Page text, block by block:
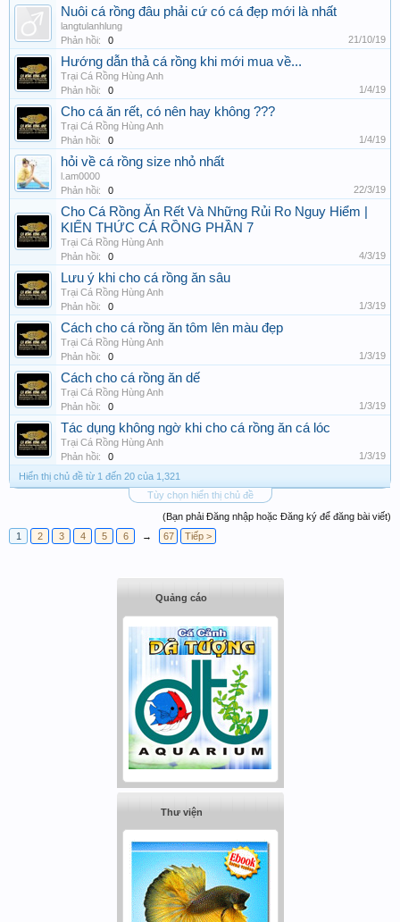
Nuôi cá rồng đâu phải cứ có cá đẹp mới là nhất
langtulanhlung
Phản hồi:
0 21/10/19
Hướng dẫn thả cá rồng khi mới mua về...
Trại Cá Rồng Hùng Anh
Phản hồi:
0 1/4/19
Cho cá ăn rết, có nên hay không ???
Trại Cá Rồng Hùng Anh
Phản hồi:
0 1/4/19
hỏi về cá rồng size nhỏ nhất
l.am0000
Phản hồi:
0 22/3/19
Cho Cá Rồng Ăn Rết Và Những Rủi Ro Nguy Hiểm |
KIẾN THỨC CÁ RỒNG PHẦN 7
Trại Cá Rồng Hùng Anh
Phản hồi:
0 4/3/19
Lưu ý khi cho cá rồng ăn sâu
Trại Cá Rồng Hùng Anh
Phản hồi:
0 1/3/19
Cách cho cá rồng ăn tôm lên màu đẹp
Trại Cá Rồng Hùng Anh
Phản hồi:
0 1/3/19
Cách cho cá rồng ăn dế
Trại Cá Rồng Hùng Anh
Phản hồi:
0 1/3/19
Tác dụng không ngờ khi cho cá rồng ăn cá lóc
Trại Cá Rồng Hùng Anh
Phản hồi:
0
1/3/19
Hiển thị chủ đề từ 1 đến 20 của 1,321
Tùy chọn hiển thị chủ đề
(Bạn phải Đăng nhập hoặc Đăng ký để đăng bài viết)
1
2 3 4 5 6 → 67 Tiếp >
Quảng cáo
Thư viện